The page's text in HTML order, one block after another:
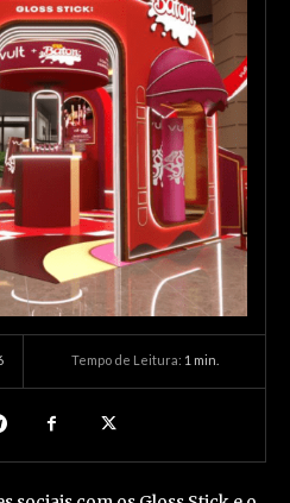
Tempo de Leitura: 1 min.